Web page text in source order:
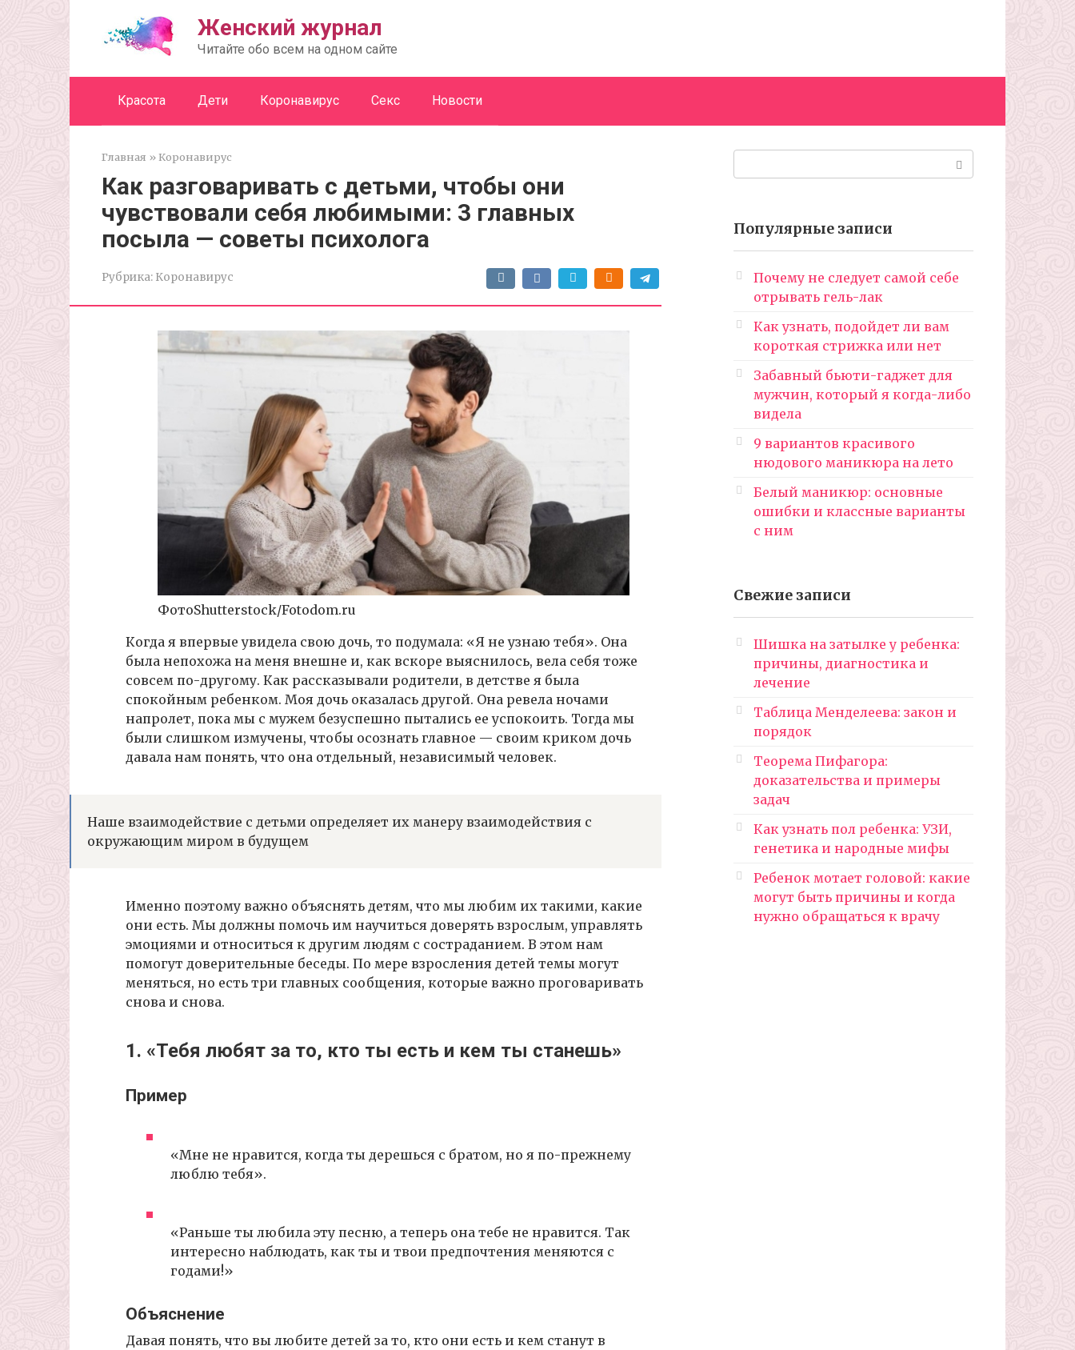
Женский журнал
Читайте обо всем на одном сайте
Красота Дети Коронавирус Секс Новости
Главная »Коронавирус
Как разговаривать с детьми, чтобы они
чувствовали себя любимыми: 3 главных
посыла — советы психолога
Рубрика: Коронавирус
ФотоShutterstock/Fotodom.ru
Когда я впервые увидела свою дочь, то подумала: «Я не узнаю тебя». Она
была непохожа на меня внешне и, как вскоре выяснилось, вела себя тоже
совсем по-другому. Как рассказывали родители, в детстве я была
спокойным ребенком. Моя дочь оказалась другой. Она ревела ночами
напролет, пока мы с мужем безуспешно пытались ее успокоить. Тогда мы
были слишком измучены, чтобы осознать главное — своим криком дочь
давала нам понять, что она отдельный, независимый человек.
Наше взаимодействие с детьми определяет их манеру взаимодействия с
окружающим миром в будущем
Именно поэтому важно объяснять детям, что мы любим их такими, какие
они есть. Мы должны помочь им научиться доверять взрослым, управлять
эмоциями и относиться к другим людям с состраданием. В этом нам
помогут доверительные беседы. По мере взросления детей темы могут
меняться, но есть три главных сообщения, которые важно проговаривать
снова и снова.
1. «Тебя любят за то, кто ты есть и кем ты станешь»
Пример
«Мне не нравится, когда ты дерешься с братом, но я по-прежнему
люблю тебя».
«Раньше ты любила эту песню, а теперь она тебе не нравится. Так
интересно наблюдать, как ты и твои предпочтения меняются с
годами!»
Объяснение
Давая понять, что вы любите детей за то, кто они есть и кем станут в
Популярные записи
Почему не следует самой себе
отрывать гель-лак
Как узнать, подойдет ли вам
короткая стрижка или нет
Забавный бьюти-гаджет для
мужчин, который я когда-либо
видела
9 вариантов красивого
нюдового маникюра на лето
Белый маникюр: основные
ошибки и классные варианты
с ним
Свежие записи
Шишка на затылке у ребенка:
причины, диагностика и
лечение
Таблица Менделеева: закон и
порядок
Теорема Пифагора:
доказательства и примеры
задач
Как узнать пол ребенка: УЗИ,
генетика и народные мифы
Ребенок мотает головой: какие
могут быть причины и когда
нужно обращаться к врачу